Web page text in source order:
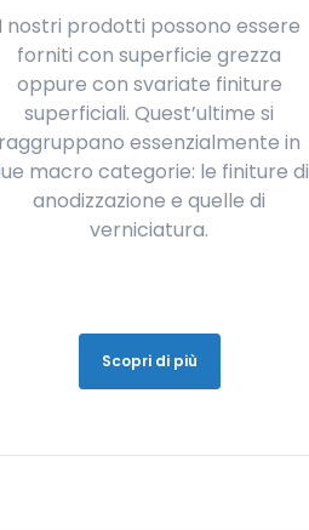
I nostri prodotti possono essere
forniti con superficie grezza
oppure con svariate finiture
superficiali. Quest’ultime si
raggruppano essenzialmente in
macro categorie: le finiture di
anodizzazione e quelle di
verniciatura.
Scopri di più